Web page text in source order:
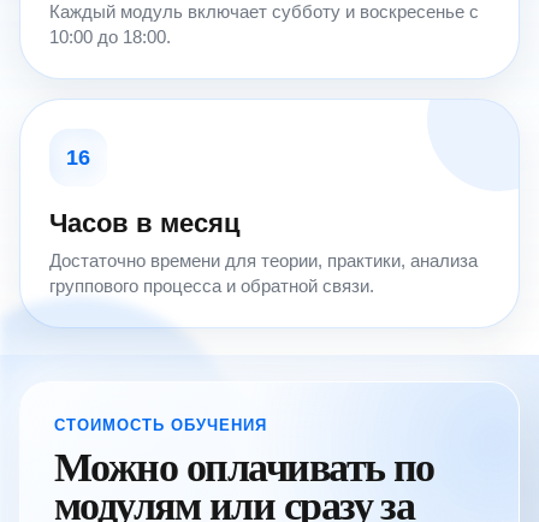
Каждый модуль включает субботу и воскресенье с
10:00 до 18:00.
16
Часов в месяц
Достаточно времени для теории, практики, анализа
группового процесса и обратной связи.
СТОИМОСТЬ ОБУЧЕНИЯ
Можно оплачивать по
модулям или сразу за